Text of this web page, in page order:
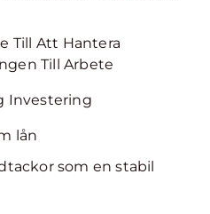
Till Att Hantera
Till Arbete
Investering
lån
som en stabil